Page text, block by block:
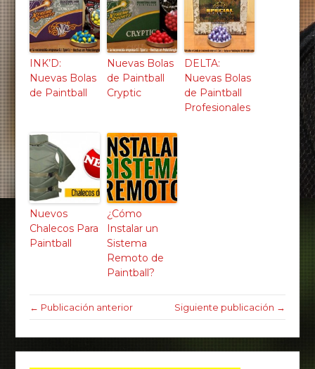
INK’D:
Nuevas Bolas
de Paintball
Nuevas Bolas
de Paintball
Cryptic
DELTA:
Nuevas Bolas
de Paintball
Profesionales
Nuevos
Chalecos Para
Paintball
¿Cómo
Instalar un
Sistema
Remoto de
Paintball?
← Publicación anterior Siguiente publicación →